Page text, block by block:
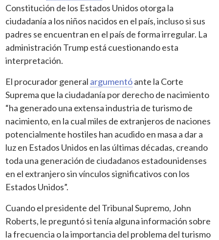
Constitución de los Estados Unidos otorga la
ciudadanía a los niños nacidos en el país, incluso si sus
padres se encuentran en el país de forma irregular. La
administración Trump está cuestionando esta
interpretación.
El procurador general argumentóante la Corte
Suprema que la ciudadanía por derecho de nacimiento
“ha generado una extensa industria de turismo de
nacimiento, en la cual miles de extranjeros de naciones
potencialmente hostiles han acudido en masa a dar a
luz en Estados Unidos en las últimas décadas, creando
toda una generación de ciudadanos estadounidenses
en el extranjero sin vínculos significativos con los
Estados Unidos”.
Cuando el presidente del Tribunal Supremo, John
Roberts, le preguntó si tenía alguna información sobre
la frecuencia o la importancia del problema del turismo